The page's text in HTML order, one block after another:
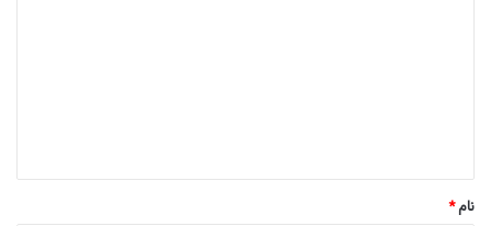
نام*